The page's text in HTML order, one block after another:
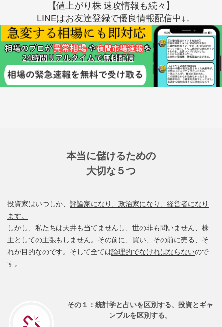
【値上がり株 速攻情報も続々】
LINEはお友達登録で優良情報配信中↓↓
本当に儲けるための
大切な５つ
投資家はいつしか、 評論家になり、政治家になり、経営者になり
ます。
しかし、私たちは天井も当てませんし、世の非も問いません、株
主としての主張もしません。その前に、買い、その前に売る、そ
れが目的なのです。そして全ては論理的でなければならないので
す。
その１：統計学と占いを区別する、投資とギャ
ンブルを区別する。